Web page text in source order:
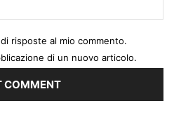
risposte al mio commento.
di un nuovo articolo.